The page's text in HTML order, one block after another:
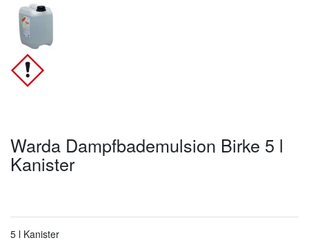
Warda Dampfbademulsion Birke 5 l
Kanister
5 l Kanister